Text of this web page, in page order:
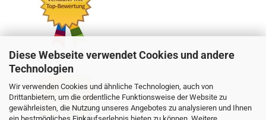
Diese Webseite verwendet Cookies und andere
Technologien
Wir verwenden Cookies und ähnliche Technologien, auch von
Drittanbietern, um die ordentliche Funktionsweise der Website zu
gewährleisten, die Nutzung unseres Angebotes zu analysieren und Ihnen
ein bestmögliches Einkaufserlebnis bieten zu können. Weitere